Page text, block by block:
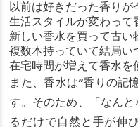
以前は好きだった香りが
生活スタイルが変わって
新しい香水を買って古い
複数本持っていて結局い
在宅時間が増えて香水を
また、香水は“香りの記
す。そのため、「なん
るだけで自然と手が伸